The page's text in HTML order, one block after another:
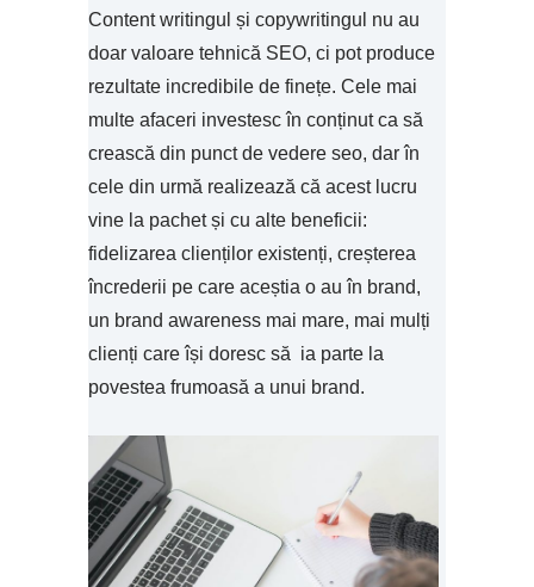
Content writingul și copywritingul nu au
doar valoare tehnică SEO, ci pot produce
rezultate incredibile de finețe. Cele mai
multe afaceri investesc în conținut ca să
crească din punct de vedere seo, dar în
cele din urmă realizează că acest lucru
vine la pachet și cu alte beneficii:
fidelizarea clienților existenți, creșterea
încrederii pe care aceștia o au în brand,
un brand awareness mai mare, mai mulți
clienți care își doresc să ia parte la
povestea frumoasă a unui brand.